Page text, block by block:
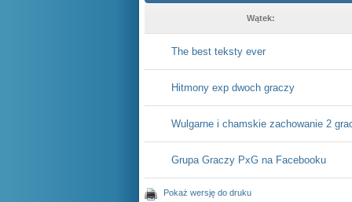
Wątek:
The best teksty ever
Hitmony exp dwoch graczy
Wulgarne i chamskie zachowanie 2
Grupa Graczy PxG na Facebooku
Pokaż wersję do druku